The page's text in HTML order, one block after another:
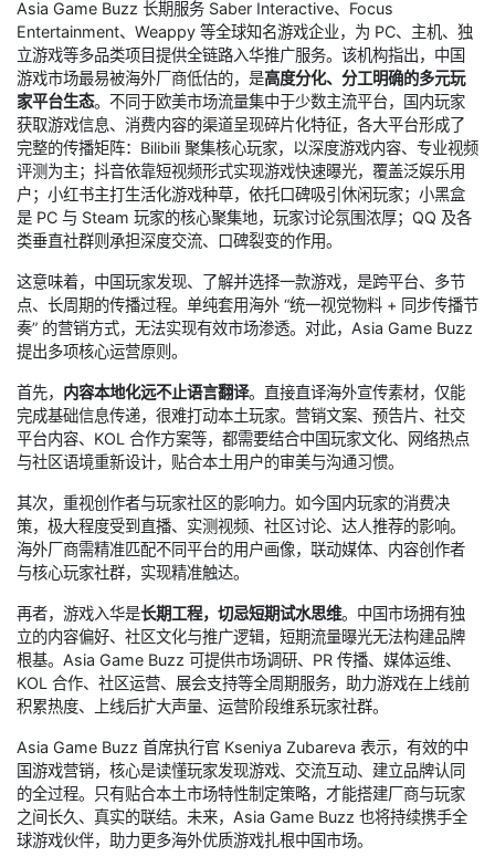
Asia Game Buzz 长期服务 Saber Interactive、Focus
Entertainment、Weappy 等全球知名游戏企业，为 PC、主机、独
立游戏等多品类项目提供全链路入华推广服务。该机构指出，中国
游戏市场最易被海外厂商低估的，是高度分化、分工明确的多元玩
家平台生态。不同于欧美市场流量集中于少数主流平台，国内玩家
获取游戏信息、消费内容的渠道呈现碎片化特征，各大平台形成了
完整的传播矩阵：Bilibili 聚集核心玩家，以深度游戏内容、专业视频
评测为主；抖音依靠短视频形式实现游戏快速曝光，覆盖泛娱乐用
户；小红书主打生活化游戏种草，依托口碑吸引休闲玩家；小黑盒
是 PC 与 Steam 玩家的核心聚集地，玩家讨论氛围浓厚；QQ 及各
类垂直社群则承担深度交流、口碑裂变的作用。
这意味着，中国玩家发现、了解并选择一款游戏，是跨平台、多节
点、长周期的传播过程。单纯套用海外 “统一视觉物料 + 同步传播节
奏” 的营销方式，无法实现有效市场渗透。对此，Asia Game Buzz
提出多项核心运营原则。
首先， 内容本地化远不止语言翻译。直接直译海外宣传素材，仅能
完成基础信息传递，很难打动本土玩家。营销文案、预告片、社交
平台内容、KOL 合作方案等，都需要结合中国玩家文化、网络热点
与社区语境重新设计，贴合本土用户的审美与沟通习惯。
其次，重视创作者与玩家社区的影响力。如今国内玩家的消费决
策，极大程度受到直播、实测视频、社区讨论、达人推荐的影响。
海外厂商需精准匹配不同平台的用户画像，联动媒体、内容创作者
与核心玩家社群，实现精准触达。
再者，游戏入华是长期工程，切忌短期试水思维。中国市场拥有独
立的内容偏好、社区文化与推广逻辑，短期流量曝光无法构建品牌
根基。Asia Game Buzz 可提供市场调研、PR 传播、媒体运维、
KOL 合作、社区运营、展会支持等全周期服务，助力游戏在上线前
积累热度、上线后扩大声量、运营阶段维系玩家社群。
Asia Game Buzz 首席执行官 Kseniya Zubareva 表示，有效的中
国游戏营销，核心是读懂玩家发现游戏、交流互动、建立品牌认同
的全过程。只有贴合本土市场特性制定策略，才能搭建厂商与玩家
之间长久、真实的联结。未来，Asia Game Buzz 也将持续携手全
球游戏伙伴，助力更多海外优质游戏扎根中国市场。